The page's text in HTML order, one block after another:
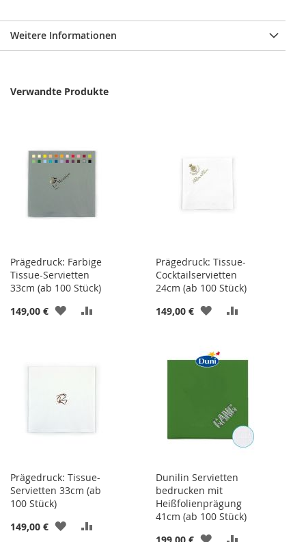
Weitere Informationen
Verwandte Produkte
Prägedruck: Farbige
Tissue-Servietten
33cm (ab 100 Stück)
149,00 €
ZUR
Prägedruck: Tissue-
Cocktailservietten
24cm (ab 100 Stück)
149,00 €
ZUR
HINZUFÜGEN
HINZUFÜGEN
Prägedruck: Tissue-
Servietten 33cm (ab
100 Stück)
149,00 €
ZUR
Dunilin Servietten
bedrucken mit
Heißfolienprägung
41cm (ab 100 Stück)
ZUR